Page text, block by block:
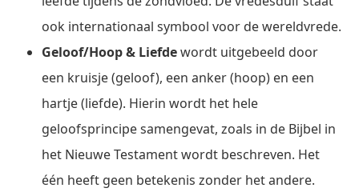
ook internationaal symbool voor de wereldvrede.
Geloof/Hoop & Liefdewordt uitgebeeld door
een kruisje (geloof), een anker (hoop) en een
hartje (liefde). Hierin wordt het hele
geloofsprincipe samengevat, zoals in de Bijbel in
het Nieuwe Testament wordt beschreven. Het
één heeft geen betekenis zonder het andere.